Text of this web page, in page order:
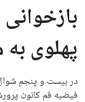
پهلوی
فیضیه قم کانون